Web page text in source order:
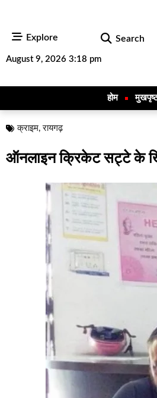
Explore Search
August 9, 2026 3:18 pm
होम
क्राइम,रायगढ़
ऑनलाइन क्रिकेट सट्टे के